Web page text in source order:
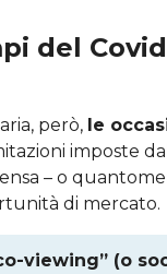
del
però, le
imposte
– o
di mercato.
viewing” (o